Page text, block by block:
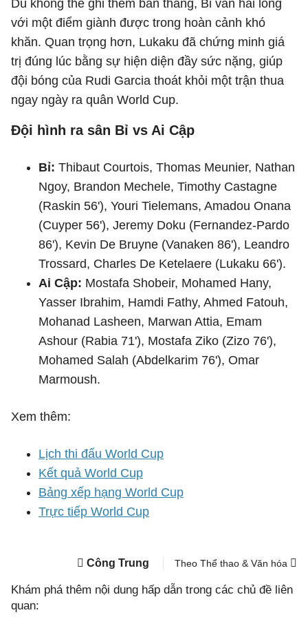
Dù không thể ghi thêm bàn thắng, Bỉ vẫn hài lòng
với một điểm giành được trong hoàn cảnh khó
khăn. Quan trọng hơn, Lukaku đã chứng minh giá
trị đúng lúc bằng sự hiện diện đầy sức nặng, giúp
đội bóng của Rudi Garcia thoát khỏi một trận thua
ngay ngày ra quân World Cup.
Đội hình ra sân Bỉ vs Ai Cập
Bỉ: Thibaut Courtois, Thomas Meunier, Nathan
Ngoy, Brandon Mechele, Timothy Castagne
(Raskin 56'), Youri Tielemans, Amadou Onana
(Cuyper 56'), Jeremy Doku (Fernandez-Pardo
86'), Kevin De Bruyne (Vanaken 86'), Leandro
Trossard, Charles De Ketelaere (Lukaku 66').
Ai Cập: Mostafa Shobeir, Mohamed Hany,
Yasser Ibrahim, Hamdi Fathy, Ahmed Fatouh,
Mohanad Lasheen, Marwan Attia, Emam
Ashour (Rabia 71'), Mostafa Ziko (Zizo 76'),
Mohamed Salah (Abdelkarim 76'), Omar
Marmoush.
Xem thêm:
Lịch thi đấu World Cup
Kết quả World Cup
Bảng xếp hạng World Cup
Trực tiếp World Cup
Công Trung Theo Thể thao & Văn hóa
Khám phá thêm nội dung hấp dẫn trong các chủ đề liên
quan: